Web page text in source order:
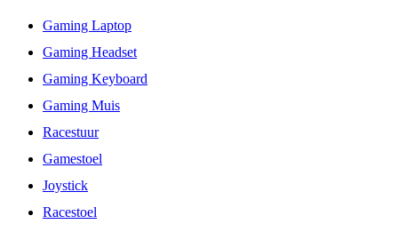
Gaming Laptop
Gaming Headset
Gaming Keyboard
Gaming Muis
Racestuur
Gamestoel
Joystick
Racestoel